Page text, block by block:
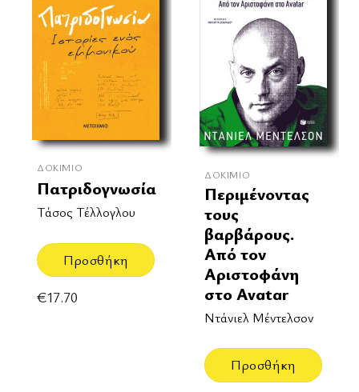
ΔΟΚΊΜΙΟ
Πατριδογνωσία
Τάσος Τέλλογλου
Προσθήκη
€17.70
ΔΟΚΊΜΙΟ
Περιμένοντας
τους
βαρβάρους.
Από τον
Αριστοφάνη
στο Avatar
Ντάνιελ Μέντελσον
Προσθήκη